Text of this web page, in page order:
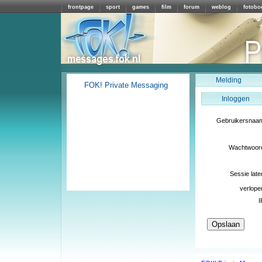
frontpage sport games film forum weblog
Melding
Inloggen
Sessie
FOK! Private Messaging